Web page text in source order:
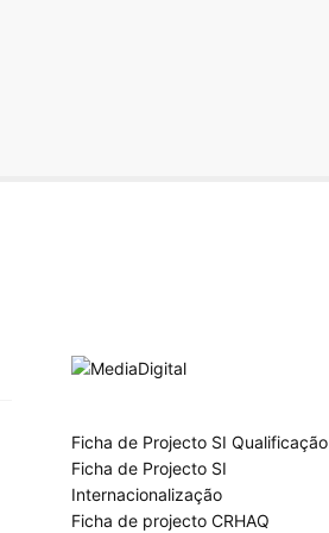
Ficha de Projecto SI Qualificação
Ficha de Projecto SI
Internacionalização
Ficha de projecto CRHAQ